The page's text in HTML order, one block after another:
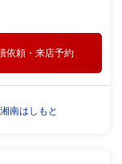
依頼・来店予約
南はしもと